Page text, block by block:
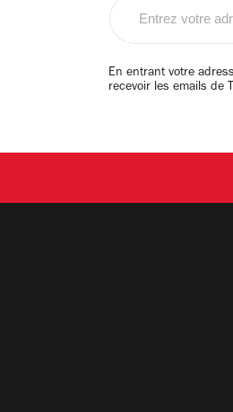
email
En entrant votre
recevoir les emails de